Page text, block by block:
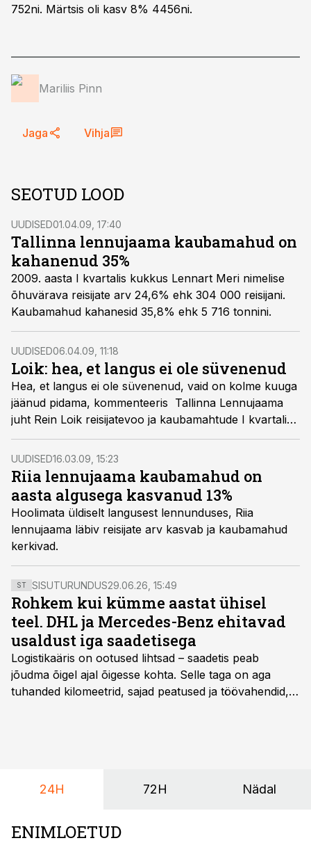
752ni. Märtsis oli kasv 8% 4456ni.
Mariliis Pinn
Jaga Vihja
SEOTUD LOOD
UUDISED01.04.09, 17:40
Tallinna lennujaama kaubamahud on
kahanenud 35%
2009. aasta I kvartalis kukkus Lennart Meri nimelise
õhuvärava reisijate arv 24,6% ehk 304 000 reisijani.
Kaubamahud kahanesid 35,8% ehk 5 716 tonnini.
UUDISED06.04.09, 11:18
Loik: hea, et langus ei ole süvenenud
Hea, et langus ei ole süvenenud, vaid on kolme kuuga
jäänud pidama, kommenteeris Tallinna Lennujaama
juht Rein Loik reisijatevoo ja kaubamahtude I kvartali
statistikat.
UUDISED16.03.09, 15:23
Riia lennujaama kaubamahud on
aasta algusega kasvanud 13%
Hoolimata üldiselt langusest lennunduses, Riia
lennujaama läbiv reisijate arv kasvab ja kaubamahud
kerkivad.
ST SISUTURUNDUS29.06.26, 15:49
Rohkem kui kümme aastat ühisel
teel. DHL ja Mercedes-Benz ehitavad
usaldust iga saadetisega
Logistikaäris on ootused lihtsad – saadetis peab
jõudma õigel ajal õigesse kohta. Selle taga on aga
tuhanded kilomeetrid, sajad peatused ja töövahendid,
24H 72H Nädal
ENIMLOETUD